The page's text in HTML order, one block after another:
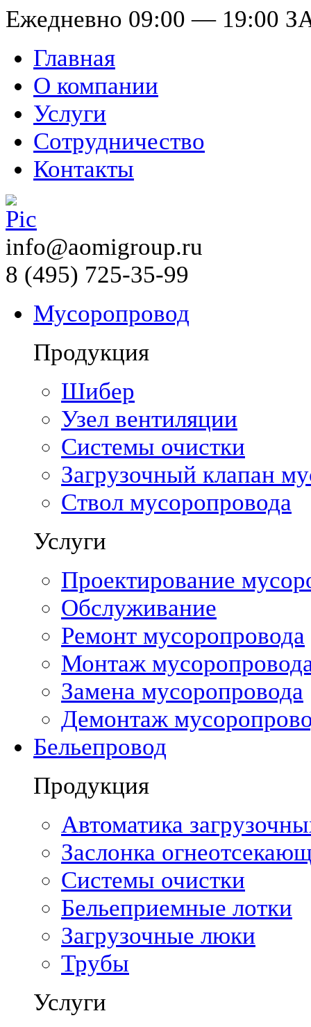
Ежедневно 09:00 — 19:00
Главная
О компании
Услуги
Сотрудничество
Контакты
info@aomigroup.ru
8 (495) 725-35-99
Мусоропровод
Продукция
Шибер
Узел вентиляции
Системы очистки
Загрузочный клапан
Ствол мусоропровода
Услуги
Проектирование
Обслуживание
Ремонт мусоропровода
Монтаж
Замена мусоропровода
Демонтаж
Бельепровод
Продукция
Автоматика
Заслонка
Системы очистки
Бельеприемные лотки
Загрузочные люки
Трубы
Услуги